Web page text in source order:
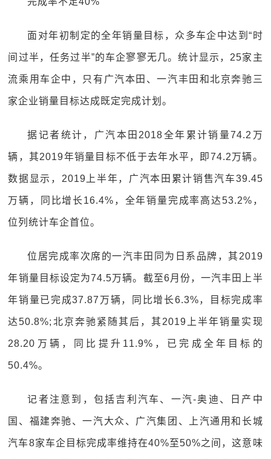
面对年初制定的全年销量目标，众多车企中达到“时
间过半，任务过半”的车企寥寥无几。统计显示，25家主
流乘用车企中，只有广汽本田、一汽丰田和北京奔驰三
家企业销量目标达成既定完成计划。
据记者统计，广汽本田2018全年累计销量74.2万
辆，其2019年销量目标不低于去年水平，即74.2万辆。
数据显示，2019上半年，广汽本田累计销售汽车39.45
万辆，同比增长16.4%，全年销量完成率高达53.2%，
位列统计车企首位。
位居完成率次席的一汽丰田同为日系品牌，其2019
年销量目标设定为74.5万辆。截至6月份，一汽丰田上半
年销量已完成37.87万辆，同比增长6.3%，目标完成率
达50.8%;北京奔驰紧随其后，其2019上半年销量实现
28.20万辆，同比提升11.9%，已完成全年目标的
50.4%。
记者注意到，包括吉利汽车、一汽-奥迪、日产中
国、福建奔驰、一汽大众、广汽集团、上汽通用和长城
汽车8家车企目标完成率维持在40%至50%之间，这意味